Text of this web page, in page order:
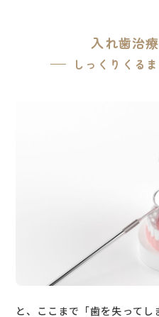
入れ歯治
しっくりくる
と、ここまで「歯を失って